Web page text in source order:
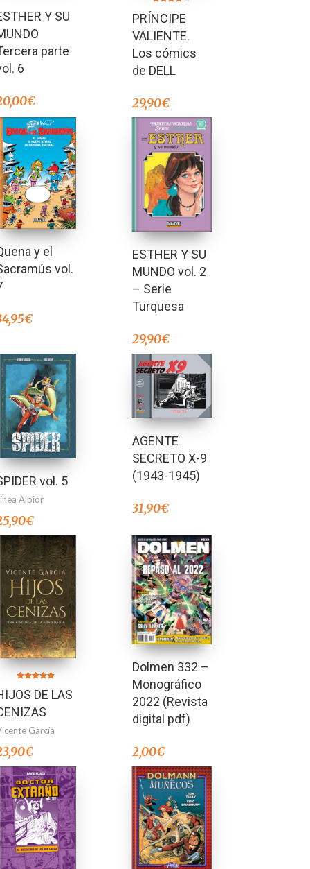
5.00
de 5
Y SU
parte
6
€
en
4.00
de 5
PRÍNCIPE
VALIENTE.
Los cómics
de DELL
29,90€
y el
vol.
€
ESTHER Y SU
MUNDO vol. 2
– Serie
Turquesa
29,90€
vol. 5
Albion
€
AGENTE
SECRETO X-9
(1943-1945)
31,90€
5.00
de 5 DE LAS
García
€
Dolmen 332 –
Monográfico
2022 (Revista
digital pdf)
2,00€